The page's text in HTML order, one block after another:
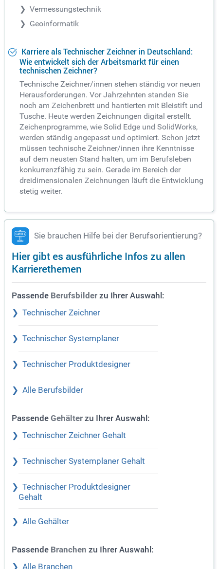
Vermessungstechnik
Geoinformatik
Karriere als Technischer Zeichner in Deutschland:
Wie entwickelt sich der Arbeitsmarkt für einen
technischen Zeichner?
Technische Zeichner/innen stehen ständig vor neuen
Herausforderungen. Vor Jahrzehnten standen Sie
noch am Zeichenbrett und hantierten mit Bleistift und
Tusche. Heute werden Zeichnungen digital erstellt.
Zeichenprogramme, wie Solid Edge und SolidWorks,
werden ständig angepasst und optimiert. Schon jetzt
müssen technische Zeichner/innen ihre Kenntnisse
auf dem neusten Stand halten, um im Berufsleben
konkurrenzfähig zu sein. Gerade im Bereich der
dreidimensionalen Zeichnungen läuft die Entwicklung
stetig weiter.
Sie brauchen Hilfe bei der Berufsorientierung?
Hier gibt es ausführliche Infos zu allen
Karrierethemen
Passende Berufsbilder zu Ihrer Auswahl:
Technischer Zeichner
Technischer Systemplaner
Technischer Produktdesigner
Alle Berufsbilder
Passende Gehälter zu Ihrer Auswahl:
Technischer Zeichner Gehalt
Technischer Systemplaner Gehalt
Technischer Produktdesigner
Gehalt
Alle Gehälter
Passende Branchen zu Ihrer Auswahl:
Alle Branchen